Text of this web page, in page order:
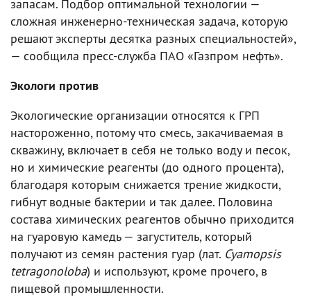
запасам. Подбор оптимальной технологии —
сложная инженерно-техническая задача, которую
решают эксперты десятка разных специальностей»,
— сообщила пресс-служба ПАО «Газпром нефть».
Экологи против
Экологические организации относятся к ГРП
настороженно, потому что смесь, закачиваемая в
скважину, включает в себя не только воду и песок,
но и химические реагенты (до одного процента),
благодаря которым снижается трение жидкости,
гибнут водные бактерии и так далее. Половина
состава химических реагентов обычно приходится
на гуаровую камедь — загуститель, который
получают из семян растения гуар (лат. Cyamopsis
tetragonoloba) и используют, кроме прочего, в
пищевой промышленности.